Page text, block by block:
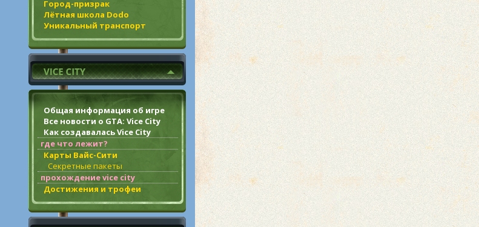
Город-призрак
Лётная школа Dodo
Уникальный транспорт
Общая информация об игре
Все новости о GTA: Vice City
Как создавалась Vice City
где что лежит?
Карты Вайс-Сити
Секретные пакеты
прохождение vice city
Достижения и трофеи